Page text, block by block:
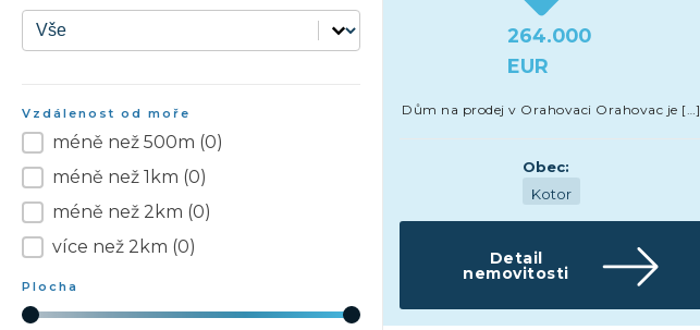
Druh nemovitosti
Druh nemovitosti
Vzdálenost od moře
Vzdálenost od moře
méně než 500m (0)
méně než 1km (0)
méně než 2km (0)
více než 2km (0)
Plocha
Plocha
264.000
EUR
Dům na prodej v Orahovaci Orahovac je […]
Obec:
Kotor
Detail
nemovitosti